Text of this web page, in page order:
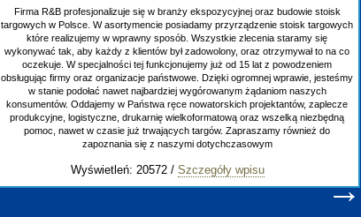
Firma R&B profesjonalizuje się w branży ekspozycyjnej oraz budowie stoisk
targowych w Polsce. W asortymencie posiadamy przyrządzenie stoisk targowych
które realizujemy w wprawny sposób. Wszystkie zlecenia staramy się
wykonywać tak, aby każdy z klientów był zadowolony, oraz otrzymywał to na co
oczekuje. W specjalności tej funkcjonujemy już od 15 lat z powodzeniem
obsługując firmy oraz organizacje państwowe. Dzięki ogromnej wprawie, jesteśmy
w stanie podołać nawet najbardziej wygórowanym żądaniom naszych
konsumentów. Oddajemy w Państwa ręce nowatorskich projektantów, zaplecze
produkcyjne, logistyczne, drukarnię wielkoformatową oraz wszelką niezbędną
pomoc, nawet w czasie już trwających targów. Zapraszamy również do
zapoznania się z naszymi dotychczasowym
Wyświetleń: 20572 / Szczegóły wpisu
→